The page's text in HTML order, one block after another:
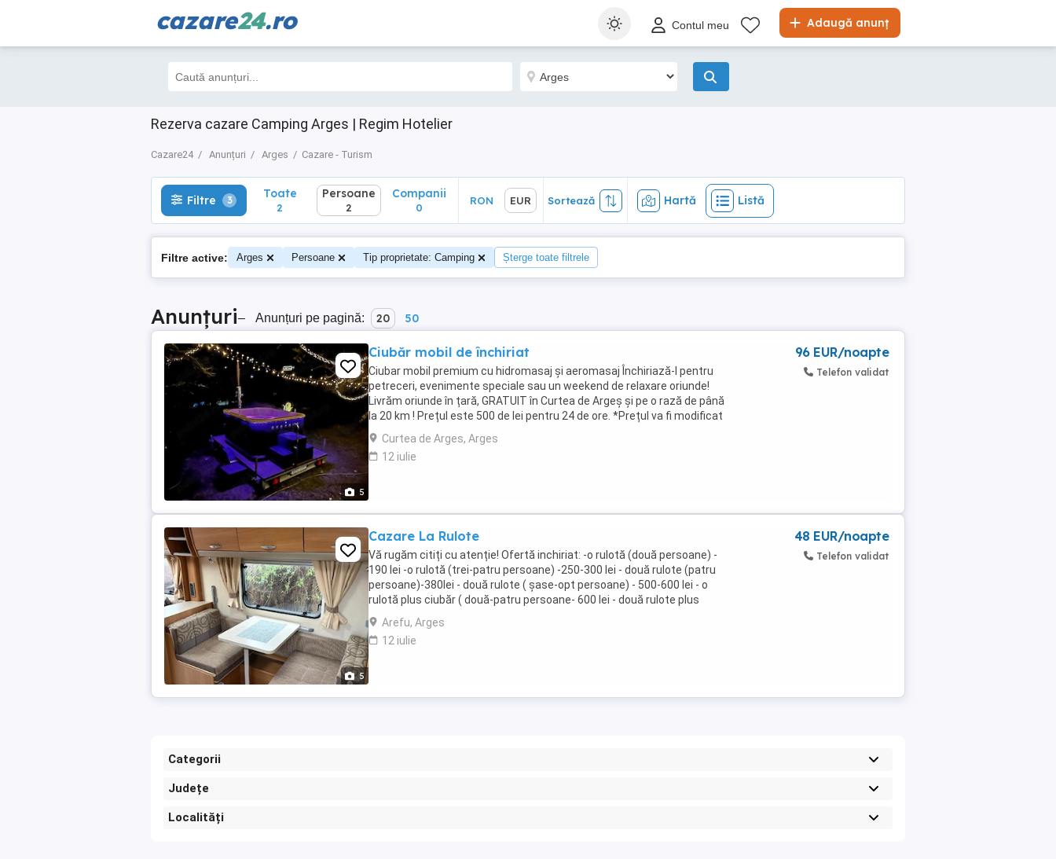
cazare24.ro Adaugă anunț
Contul meu
Rezerva cazare Camping Arges | Regim Hotelier
Cazare24 Anunțuri Arges Cazare - Turism
Filtre 3 Toate
2
Hartă Listă
Filtre 3 Toate
2
Persoane
2
Companii
0
RON EUR Sortează Hartă Listă
Filtre active: Arges Persoane Tip proprietate: Camping Șterge toate filtrele
Anunțuri– Anunțuri pe pagină: 20 50
5
Ciubăr mobil de închiriat
Ciubar mobil premium cu hidromasaj și aeromasaj Închiriază-l pentru
petreceri, evenimente speciale sau un weekend de relaxare oriunde!
Livrăm oriunde în țară, GRATUIT în Curtea de Argeș și pe o rază de până
la 20 km ! Prețul este 500 de lei pentru 24 de ore. *Prețul va fi modificat
în perioada sărbătorilor* ...
Curtea de Arges, Arges
12 iulie
96 EUR/noapte
Telefon validat
5
Cazare La Rulote
Vă rugăm citiți cu atenție! Ofertă inchiriat: -o rulotă (două persoane) -
190 lei -o rulotă (trei-patru persoane) -250-300 lei - două rulote (patru
persoane)-380lei - două rulote ( șase-opt persoane) - 500-600 lei - o
rulotă plus ciubăr ( două-patru persoane- 600 lei - două rulote plus
ciubăr (patru- ...
Arefu, Arges
12 iulie
48 EUR/noapte
Telefon validat
Categorii
Județe
Localități